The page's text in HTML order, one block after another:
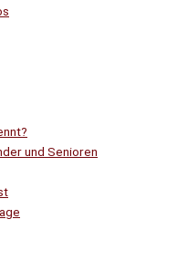
und Senioren